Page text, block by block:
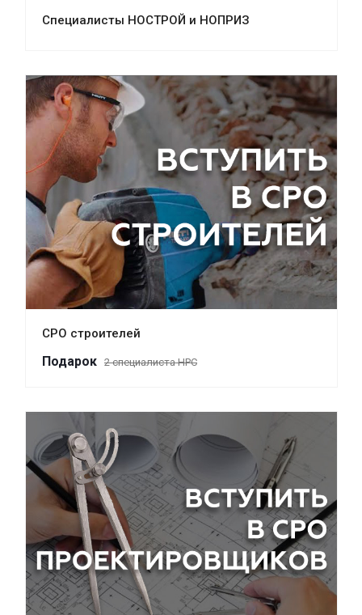
Специалисты НОСТРОЙ и НОПРИЗ
СРО строителей
Подарок 2 специалиста НРС